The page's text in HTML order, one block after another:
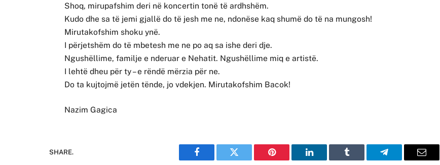
Shoq, mirupafshim deri në koncertin tonë të ardhshëm.
Kudo dhe sa të jemi gjallë do të jesh me ne, ndonëse kaq shumë do të na mungosh!
Mirutakofshim shoku ynë.
I përjetshëm do të mbetesh me ne po aq sa ishe deri dje.
Ngushëllime, familje e nderuar e Nehatit. Ngushëllime miq e artistë.
I lehtë dheu për ty – e rëndë mërzia për ne.
Do ta kujtojmë jetën tënde, jo vdekjen. Mirutakofshim Bacok!
Nazim Gagica
SHARE.
Facebook Twitter Pinterest LinkedIn Tumblr Telegram Email